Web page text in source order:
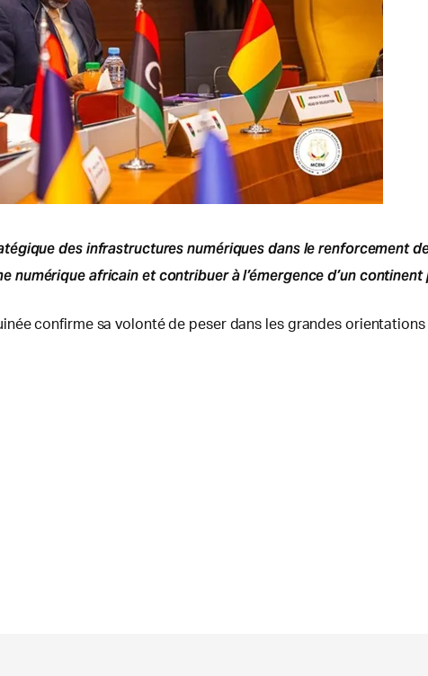
des infrastructures numériques dans le renforcement
numérique africain et contribuer à l’émergence d’un
confirme sa volonté de peser dans les grandes